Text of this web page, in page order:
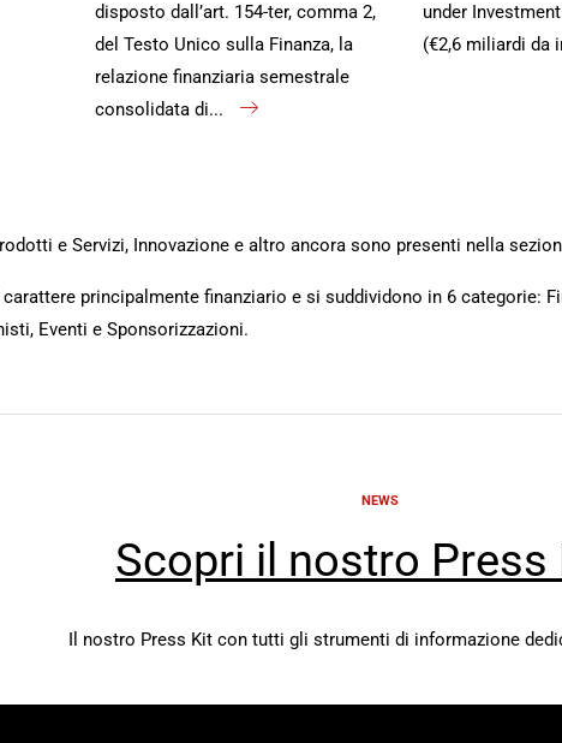
disposto dall’art. 154-ter, comma 2,
del Testo Unico sulla Finanza, la
relazione finanziaria semestrale
consolidata di...
under
(€2,6 miliardi da
e Servizi, Innovazione e altro ancora sono presenti nella
principalmente finanziario e si suddividono in 6 categorie:
Eventi e Sponsorizzazioni.
NEWS
Scopri il nostro Press
Il nostro Press Kit con tutti gli strumenti di informazione